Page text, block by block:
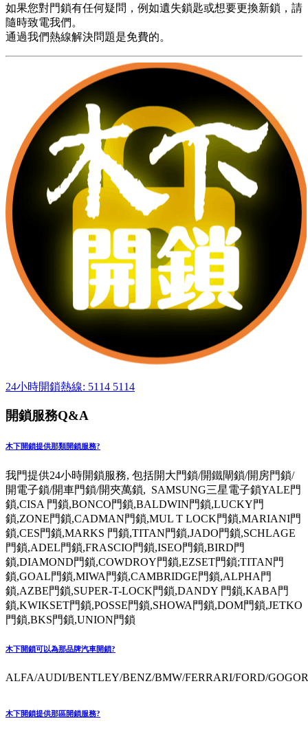
如果您對門鎖有任何疑問，例如遺失鎖匙或想要更換新鎖，請
隨時致電我們。
通過我們熱線解決問題是免費的。
24小時開鎖熱線: 5114 5114
開鎖服務Q&A
木下開鎖提供那類開鎖服務?
我門提供24小時開鎖服務, 包括開大門鎖/開鐵閘鎖/開房門鎖/
開電子鎖/開車門鎖/開夾萬鎖, SAMSUNG三星電子鎖YALE門
鎖,CISA 門鎖,BONCO門鎖,BALDWIN門鎖,LUCKY門
鎖,ZONE門鎖,CADMAN門鎖,MUL T LOCK門鎖,MARIANI門
鎖,CES門鎖,MARKS 門鎖,TITAN門鎖,JADO門鎖,SCHLAGE
門鎖,ADEL門鎖,FRASCIO門鎖,ISEO門鎖,BIRD門
鎖,DIAMOND門鎖,COWDROY門鎖,EZSET門鎖;TITAN門
鎖,GOAL門鎖,MIWA門鎖,CAMBRIDGE門鎖,ALPHA門
鎖,AZBE門鎖,SUPER-T-LOCK門鎖,DANDY 門鎖,KABA門
鎖,KWIKSET門鎖,POSSE門鎖,SHOWA門鎖,DOM門鎖,JETKO
門鎖,BKS門鎖,UNION門鎖
木下開鎖可以為那品牌汽車開鎖?
ALFA/AUDI/BENTLEY/BENZ/BMW/FERRARI/FORD/
木下開鎖提供那區開鎖服務?